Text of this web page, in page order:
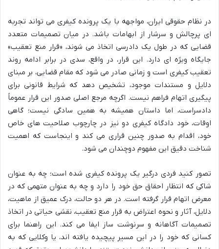
در نظام حقوقی ایران، مواجهه با یک پرونده کیفری می تواند تجربه
ای پرچالش و سرشار از ابهامات باشد. در میان تصمیمات متعدد
قضایی که در طول یک دادرسی اتخاذ می شوند، «قرار منع تعقیب»
جایگاه ویژه ای دارد. این قرار، در واقع، سدی در برابر ادامه روند
تعقیب کیفری است و زمانی صادر می شود که مقام قضایی، بر مبنای
دلایل و مستندات موجود، تشخیص دهد که شرایط قانونی برای
پیگیری اتهام فراهم نیست. اگرچه مرجع اصلی صدور این قرار عموماً
دادسراست، اما داستان همیشه به همین سادگی نیست؛ گاهی
اوقات، خود دادگاه کیفری دو نیز در چارچوب صلاحیت های خاص
خود، اقدام به صدور چنین قراری می کند و اینجاست که اهمیت
شناخت دقیق این مفهوم دوچندان می شود.
تصور کنید فردی درگیر یک پرونده کیفری شده است؛ چه به عنوان
شاکی که انتظار احقاق حق خود را دارد و چه به عنوان متهمی که در
معرض اتهام قرار گرفته است. در هر دو حالت، درک عمیق از ماهیت،
دلایل، آثار و نحوه اعتراض به قرار منع تعقیب، نقشی حیاتی در اتخاذ
تصمیمات آگاهانه و سرنوشت ساز ایفا می کند. این راهنما برای
کسانی که خود را در این مسیر پیچیده یافته اند، یا وکلایی که به